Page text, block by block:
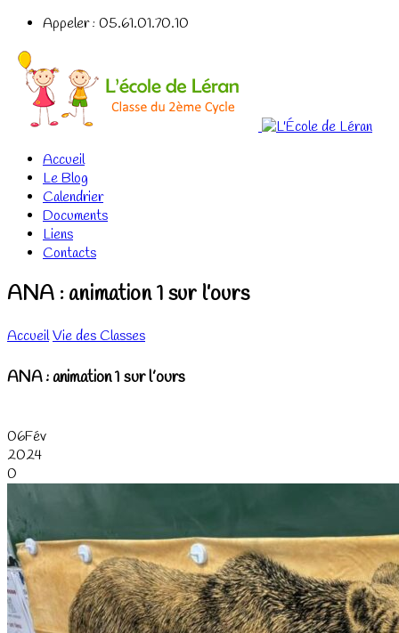
Appeler : 05.61.01.70.10
Accueil
Le Blog
Calendrier
Documents
Liens
Contacts
ANA : animation 1 sur l’ours
AccueilVie des Classes
ANA : animation 1 sur l’ours
06Fév
2024
0